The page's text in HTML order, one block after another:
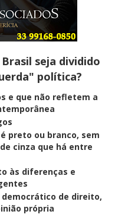
entenda o que é
escuta em saúde
no SUS Digital
como candidato
Gerais
seja dividido
política?
e que não refletem a
preto ou branco, sem
cinza que há entre
às diferenças e
de direito,
própria